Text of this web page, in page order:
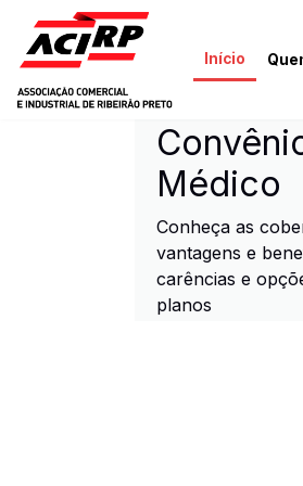
Pular para o conteúdo principal
Início
ACIRP -
Médico
Conheça as
vantagens e
carências e
planos